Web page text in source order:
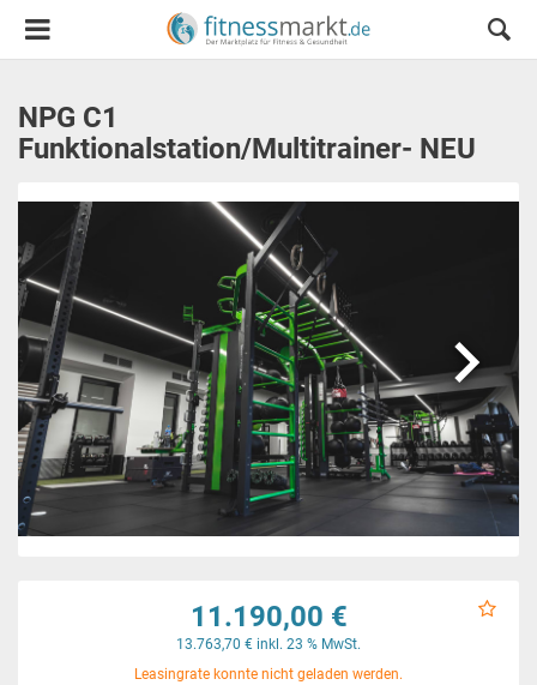
NPG C1
Funktionalstation/Multitrainer- NEU

11.190,00 €
13.763,70 € inkl. 23 % MwSt.
Leasingrate konnte nicht geladen werden.